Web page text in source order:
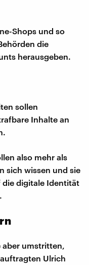
Shops und so
die
herausgeben.
sollen
Inhalte an
also mehr als
sich wissen und sie
digitale Identität
umstritten,
Ulrich